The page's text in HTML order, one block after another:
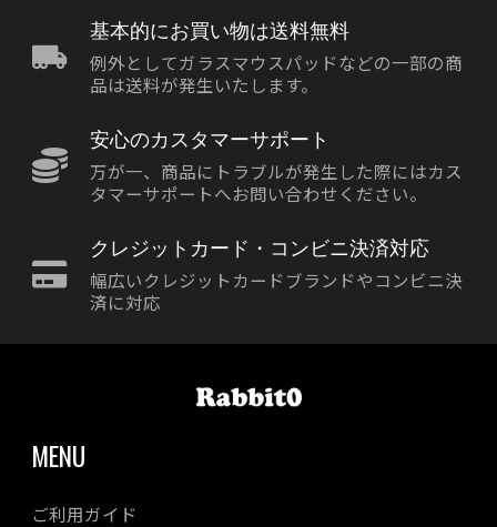
基本的にお買い物は送料無料
例外としてガラスマウスパッドなどの一部の商
品は送料が発生いたします。
安心のカスタマーサポート
万が一、商品にトラブルが発生した際にはカス
タマーサポートへお問い合わせください。
クレジットカード・コンビニ決済対応
幅広いクレジットカードブランドやコンビニ決
済に対応
MENU
ご利用ガイド